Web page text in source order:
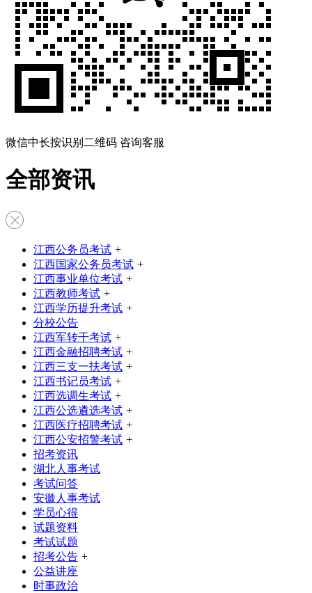
微信中长按识别二维码 咨询客服
全部资讯
江西公务员考试 +
江西国家公务员考试 +
江西事业单位考试 +
江西教师考试 +
江西学历提升考试 +
分校公告
江西军转干考试 +
江西金融招聘考试 +
江西三支一扶考试 +
江西书记员考试 +
江西选调生考试 +
江西公选遴选考试 +
江西医疗招聘考试 +
江西公安招警考试 +
招考资讯
湖北人事考试
考试问答
安徽人事考试
学员心得
试题资料
考试试题
招考公告 +
公益讲座
时事政治